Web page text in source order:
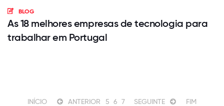
BLOG
As 18 melhores empresas de tecnologia para
trabalhar em Portugal
INÍCIO ANTERIOR 5 6 7 SEGUINTE FIM